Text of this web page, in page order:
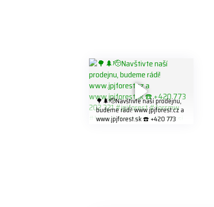
🌳🌲🫡Navštivte naší prodejnu,
budeme rádi! www.jpjforest.cz a
www.jpjforest.sk ☎️ +420 773